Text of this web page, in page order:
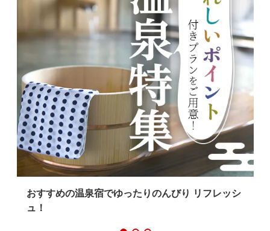
おすすめの温泉宿でゆったりのんびり リフレッシ
ュ！